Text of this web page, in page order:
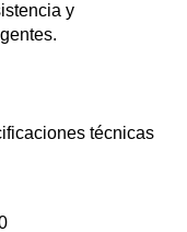
y
técnicas